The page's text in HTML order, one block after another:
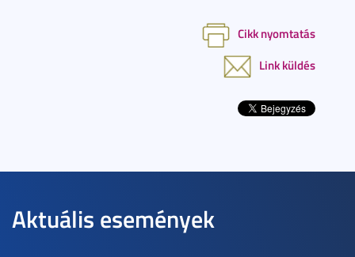
Cikk nyomtatás
Link küldés
Aktuális események